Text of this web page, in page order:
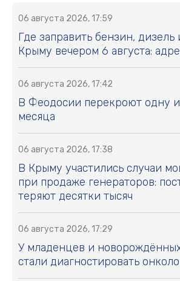
06 августа 2026, 17:59
Где заправить бензин, дизель
Крыму вечером 6 августа:
06 августа 2026, 17:42
В Феодосии перекроют одну
месяца
06 августа 2026, 17:38
В Крыму участились случаи
при продаже генераторов:
теряют десятки тысяч
06 августа 2026, 17:29
У младенцев и
стали диагностировать